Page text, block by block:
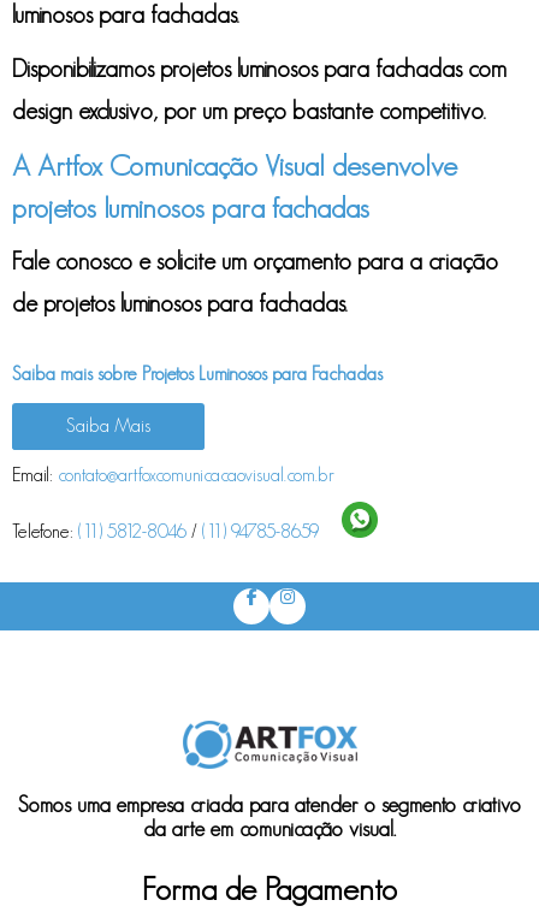
luminosos para fachadas.
Disponibilizamos projetos luminosos para fachadascom
design exclusivo, por um preço bastante competitivo.
A Artfox Comunicação Visual desenvolve
projetos luminosos para fachadas
Fale conosco e solicite um orçamento para a criação
de projetos luminosos para fachadas.
Saiba mais sobre Projetos Luminosos para Fachadas
Saiba Mais
Email: contato@artfoxcomunicacaovisual.com.br
Telefone: (11) 5812-8046 / (11) 94785-8659
Somos uma empresa criada para atender o segmento criativo
da arte em comunicação visual.
Forma de Pagamento